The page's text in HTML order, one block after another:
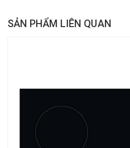
SẢN PHẨM LIÊN QUAN